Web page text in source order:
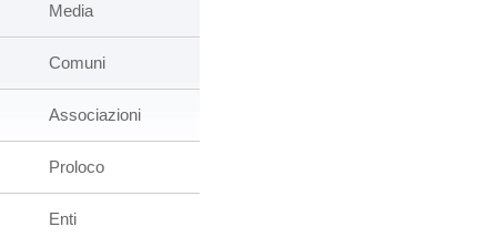
Media
Comuni
Associazioni
Proloco
Enti